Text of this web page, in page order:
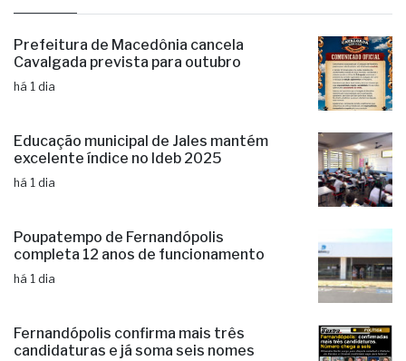
Prefeitura de Macedônia cancela
Cavalgada prevista para outubro
há 1 dia
Educação municipal de Jales mantém
excelente índice no Ideb 2025
há 1 dia
Poupatempo de Fernandópolis
completa 12 anos de funcionamento
há 1 dia
Fernandópolis confirma mais três
candidaturas e já soma seis nomes